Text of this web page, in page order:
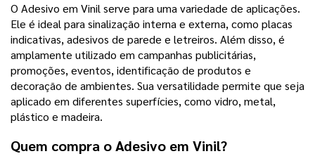
O Adesivo em Vinil serve para uma variedade de aplicações.
Ele é ideal para sinalização interna e externa, como placas
indicativas, adesivos de parede e letreiros. Além disso, é
amplamente utilizado em campanhas publicitárias,
promoções, eventos, identificação de produtos e
decoração de ambientes. Sua versatilidade permite que seja
aplicado em diferentes superfícies, como vidro, metal,
plástico e madeira.
Quem compra o Adesivo em Vinil?